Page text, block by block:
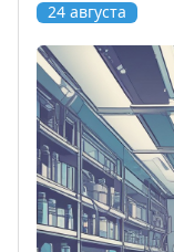
24 августа